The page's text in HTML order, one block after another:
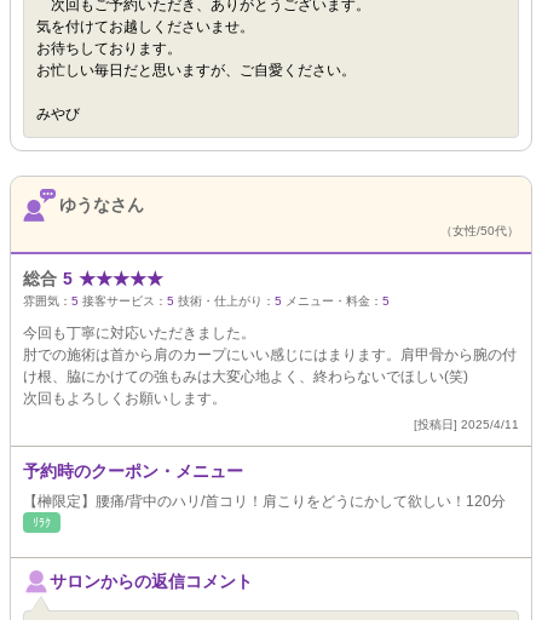
次回もご予約いただき、ありがとうございます。
気を付けてお越しくださいませ。
お待ちしております。
お忙しい毎日だと思いますが、ご自愛ください。
みやび
ゆうなさん
（女性/50代）
総合 5 ★★★★★
雰囲気： 5 接客サービス： 5 技術・仕上がり： 5 メニュー・料金： 5
今回も丁寧に対応いただきました。
肘での施術は首から肩のカープにいい感じにはまります。肩甲骨から腕の付
け根、脇にかけての強もみは大変心地よく、終わらないでほしい(笑)
次回もよろしくお願いします。
[投稿日] 2025/4/11
予約時のクーポン・メニュー
【榊限定】腰痛/背中のハリ/首コリ！肩こりをどうにかして欲しい！120分
ﾘﾗｸ
サロンからの返信コメント